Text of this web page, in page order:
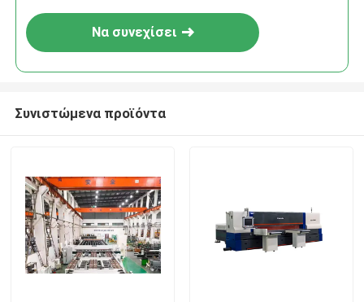
Να συνεχίσει
Συνιστώμενα προϊόντα